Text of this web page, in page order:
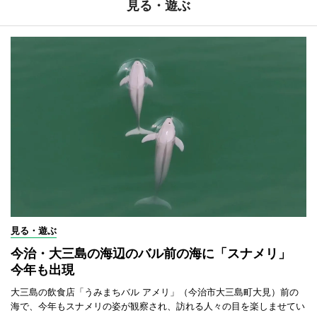
見る・遊ぶ
見る・遊ぶ
今治・大三島の海辺のバル前の海に「スナメリ」
今年も出現
大三島の飲食店「うみまちバル アメリ」（今治市大三島町大見）前の
海で、今年もスナメリの姿が観察され、訪れる人々の目を楽しませてい